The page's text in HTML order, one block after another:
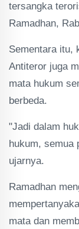
tersangka
Ramadhan,
Sementara itu,
Antiteror juga
mata hukum
berbeda.
"Jadi dalam
hukum, semua
ujarnya.
Ramadhan
mata dan